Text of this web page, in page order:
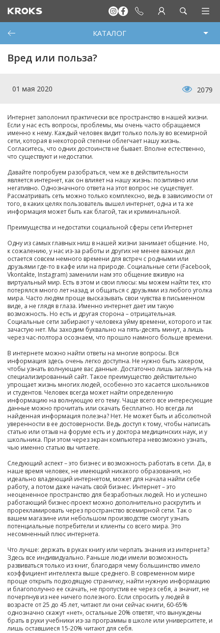
КАТАЛОГ
Вред или польза?
01 мая 2020 2079
Интернет заполонил практически все пространство в нашей жизни.
Если у нас есть вопросы, проблемы, мы очень часто обращаемся
именно к нему. Каждый человек видит только пользу во всемирной
сети, которая в некоторой степени облегчает нашу жизнь.
Согласитесь, что одних достоинств не бывает. Вполне естественно,
что существуют и недостатки.
Давайте попробуем разобраться, чем же в действительности
является интернет, как он влияет на нашу жизнь: позитивно или
негативно. Однозначного ответа на этот вопрос не существует.
Рассматривать сеть можно только комплексно, ведь в зависимости от
того, в каких целях пользователь вышел интернет, одна и та же
информация может быть как благой, так и криминальной.
Преимущества и недостатки социальной сферы сети Интернет
Одну из самых главных ниш в нашей жизни занимает общение. Но,
к сожалению, у нас из-за работы и других не менее важных дел
остается совсем немного времени для встреч с родными или
друзьями где-то в кафе или на природе. Социальные сети (Facebook,
Vkontakte, Instagram) заменили нам это общение вживую на
виртуальный мир. Есть в этом и свои плюсы: мы можем найти тех, кто
потерялся много лет назад, и общаться с друзьями из любого уголка
мира. Часто людям проще высказывать свои чувства в письменном
виде, а не глядя в глаза. Именно интернет дает им такую
возможность. Но есть и другая сторона – отрицательная.
Социальные сети забирают у человека уйму времени, которого и так
зачастую нет. Мы заходим буквально на пять-десять минут, а лишь
через час-полтора осознаем, что прошло намного больше времени.
В интернете можно найти ответы на многие вопросы. Вся
информация здесь очень легко доступна. Не нужно быть хакером,
чтобы узнать волнующие вас данные. Достаточно лишь заглянуть на
специализированный сайт. Такое преимущество действительно
упрощает жизнь многих людей, особенно это касается школьников
и студентов. Человек всегда может найти определенную
информацию на волнующую его тему. Чаще всего все интересующие
данные можно прочитать или скачать бесплатно. Но всегда ли
найденная информация полезна? Нет. Не может быть и абсолютной
уверенности в ее достоверности. Ведь доступ к тому, чтобы написать
статью или отзыв на форуме есть и у доктора медицинских наук, и у
школьника. При этом через экран компьютера невозможно узнать,
чью именно статью вы читаете.
Следующий аспект – это бизнес и возможность работать в сети. Да, в
наше время человек, не имеющий никакого образования, но
идеально владеющий интернетом, может для начала найти себе
работу, а потом даже начать свой бизнес. Интернет – это
неоцененное пространство для безработных людей. Но и успешно
работающий бизнес-проект можно дополнительно раскрутить и
прорекламировать через пространство всемирной сети. Так о
вашем магазине или небольшом производстве смогут узнать
потенциальные потребители и клиенты со всего мира. Это
несомненный плюс интернета.
Что лучше: держать в руках книгу или черпать знания из интернета?
Здесь все индивидуально. Раньше люди имели возможность
развиваться только из книг, благодаря чему большинство имело
коэффициент интеллекта выше среднего. В современном мире
проще открыть подходящую страничку, найти нужную информацию
и благополучно ее скачать, не пропустив ее через себя, а значит, не
почерпнув из нее ничего полезного. Если спросить у людей в
возрасте от 25 до 45 лет, читают ли они сейчас книги, 60-65%
однозначно скажут «нет», остальные 20% ответят, что вынуждены
брать в руки учебники из-за программы в школе или университете, и
лишь оставшиеся 15-20% читают для себя.